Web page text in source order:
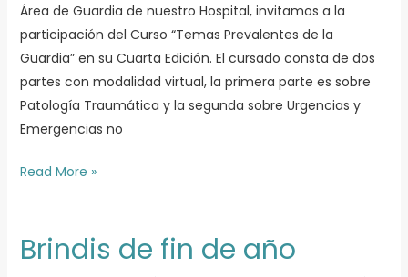
Área de Guardia de nuestro Hospital, invitamos a la
participación del Curso “Temas Prevalentes de la
Guardia” en su Cuarta Edición. El cursado consta de dos
partes con modalidad virtual, la primera parte es sobre
Patología Traumática y la segunda sobre Urgencias y
Emergencias no
Read More »
Brindis de fin de año
Brindis